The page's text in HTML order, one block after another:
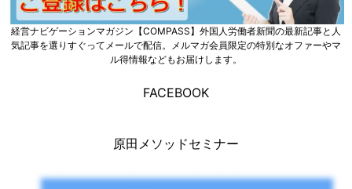
経営ナビゲーションマガジン【COMPASS】外国人労働者新聞の最新記事と人
気記事を選りすぐってメールで配信。メルマガ会員限定の特別なオファーやマ
ル得情報などもお届けします。
FACEBOOK
原田メソッドセミナー